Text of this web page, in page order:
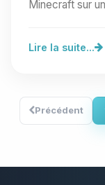
Minecraft sur
Lire la suite...
Précédent